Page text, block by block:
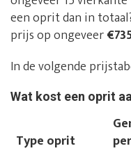
een oprit dan in
prijs op ongeveer
In de volgende
Wat kost een oprit
Type oprit